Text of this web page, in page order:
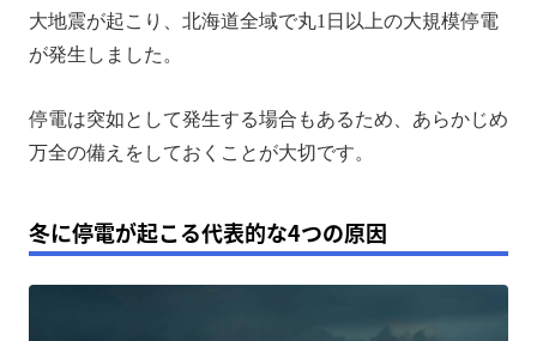
大地震が起こり、北海道全域で丸1日以上の大規模停電
が発生しました。
停電は突如として発生する場合もあるため、あらかじめ
万全の備えをしておくことが大切です。
冬に停電が起こる代表的な4つの原因